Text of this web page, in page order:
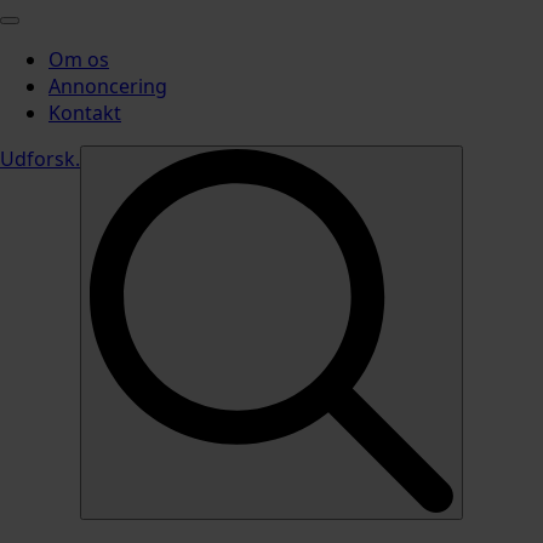
Om os
Annoncering
Kontakt
Udforsk.